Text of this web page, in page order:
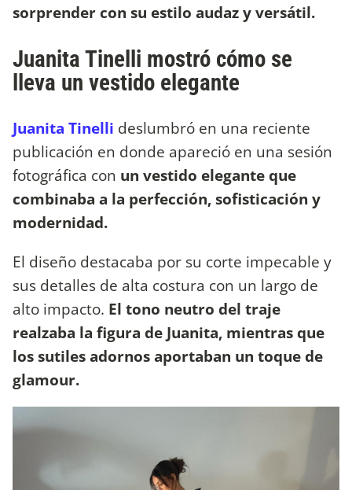
sorprender con su estilo audaz y versátil.
Juanita Tinelli mostró cómo se
lleva un vestido elegante
Juanita Tinelli deslumbró en una reciente
publicación en donde apareció en una sesión
fotográfica con un vestido elegante que
combinaba a la perfección, sofisticación y
modernidad.
El diseño destacaba por su corte impecable y
sus detalles de alta costura con un largo de
alto impacto. El tono neutro del traje
realzaba la figura de Juanita, mientras que
los sutiles adornos aportaban un toque de
glamour.